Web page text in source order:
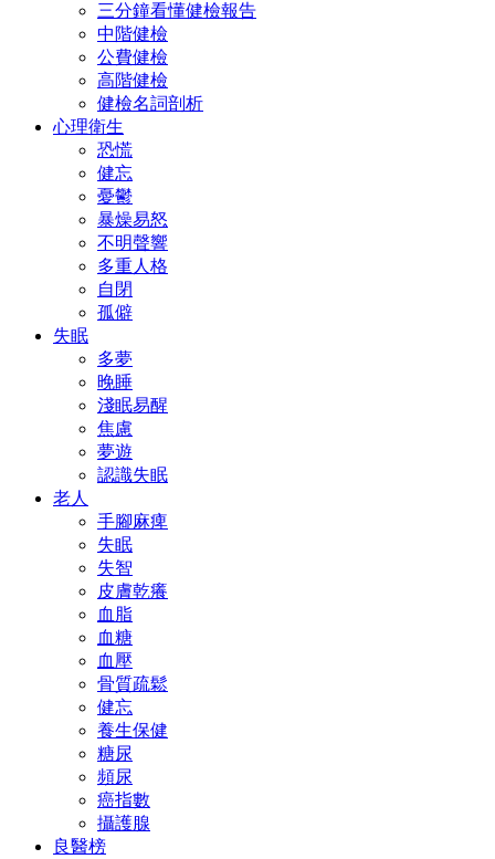
三分鐘看懂健檢報告
中階健檢
公費健檢
高階健檢
健檢名詞剖析
心理衛生
恐慌
健忘
憂鬱
暴燥易怒
不明聲響
多重人格
自閉
孤僻
失眠
多夢
晚睡
淺眠易醒
焦慮
夢遊
認識失眠
老人
手腳麻痺
失眠
失智
皮膚乾癢
血脂
血糖
血壓
骨質疏鬆
健忘
養生保健
糖尿
頻尿
癌指數
攝護腺
良醫榜